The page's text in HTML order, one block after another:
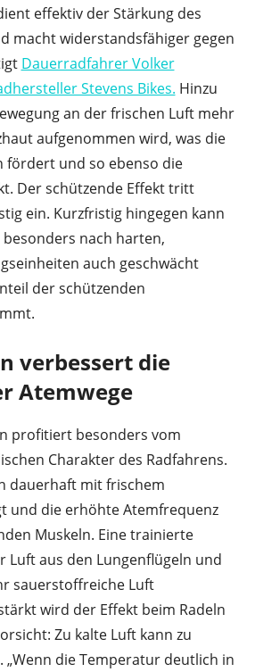
effektiv der Stärkung des
macht widerstandsfähiger gegen
Dauerradfahrer Volker
Stevens Bikes. Hinzu
an der frischen Luft mehr
aufgenommen wird, was die
und so ebenso die
Der schützende Effekt tritt
ein. Kurzfristig hingegen kann
nach harten,
auch geschwächt
der schützenden
verbessert die
Atemwege
profitiert besonders vom
Charakter des Radfahrens.
dauerhaft mit frischem
und die erhöhte Atemfrequenz
Muskeln. Eine trainierte
Luft aus den Lungenflügeln und
sauerstoffreiche Luft
wird der Effekt beim Radeln
Zu kalte Luft kann zu
die Temperatur deutlich in